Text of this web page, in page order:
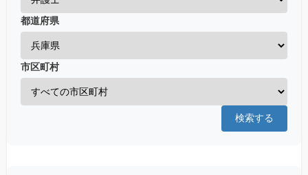
都道府県
市区町村
検索する